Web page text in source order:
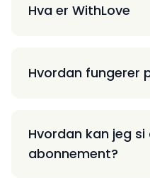
Hva er WithLove
Hvordan fungerer
Hvordan kan jeg
abonnement?